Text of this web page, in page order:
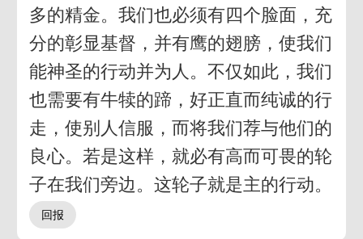
多的精金。我们也必须有四个脸面，充
分的彰显基督，并有鹰的翅膀，使我们
能神圣的行动并为人。不仅如此，我们
也需要有牛犊的蹄，好正直而纯诚的行
走，使别人信服，而将我们荐与他们的
良心。若是这样，就必有高而可畏的轮
子在我们旁边。这轮子就是主的行动。